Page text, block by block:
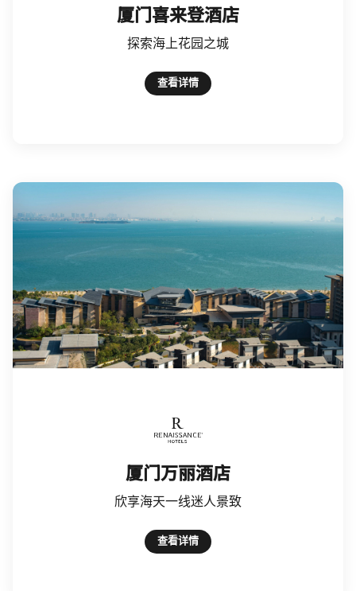
厦门喜来登酒店
探索海上花园之城
查看详情
厦门万丽酒店
欣享海天一线迷人景致
查看详情